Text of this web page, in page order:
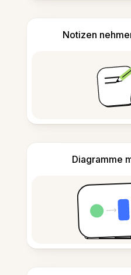
Notizen
Diagramme